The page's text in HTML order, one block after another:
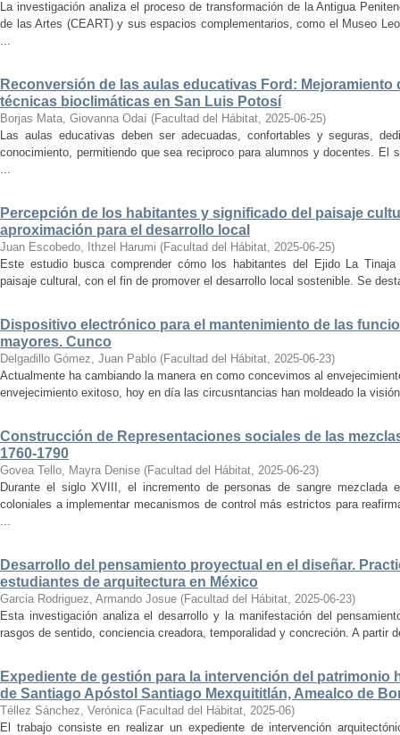
La investigación analiza el proceso de transformación de la Antigua
de las Artes (CEART) y sus espacios complementarios, como el Museo
...
Reconversión de las aulas educativas Ford:
técnicas bioclimáticas en San Luis Potosí
Borjas Mata, Giovanna Odaí (Facultad del Hábitat, 2025-06-25)
Las aulas educativas deben ser adecuadas, confortables y seguras,
conocimiento, permitiendo que sea reciproco para alumnos y docentes. El
...
Percepción de los habitantes y significado del paisaje
aproximación para el desarrollo local
Juan Escobedo, Ithzel Harumi (Facultad del Hábitat, 2025-06-25)
Este estudio busca comprender cómo los habitantes del Ejido La
paisaje cultural, con el fin de promover el desarrollo local sostenible. Se
Dispositivo electrónico para el mantenimiento de las
mayores. Cunco
Delgadillo Gómez, Juan Pablo (Facultad del Hábitat, 2025-06-23)
Actualmente ha cambiando la manera en como concevimos al
envejecimiento exitoso, hoy en día las circusntancias han moldeado la
Construcción de Representaciones sociales de las
1760-1790
Govea Tello, Mayra Denise (Facultad del Hábitat, 2025-06-23)
Durante el siglo XVIII, el incremento de personas de sangre
coloniales a implementar mecanismos de control más estrictos para
...
Desarrollo del pensamiento proyectual en el diseñar.
estudiantes de arquitectura en México
Garcia Rodriguez, Armando Josue (Facultad del Hábitat, 2025-06-23)
Esta investigación analiza el desarrollo y la manifestación del
rasgos de sentido, conciencia creadora, temporalidad y concreción. A partir
Expediente de gestión para la intervención del patrimonio
de Santiago Apóstol Santiago Mexquititlán, Amealco de
Téllez Sánchez, Verónica (Facultad del Hábitat, 2025-06)
El trabajo consiste en realizar un expediente de intervención